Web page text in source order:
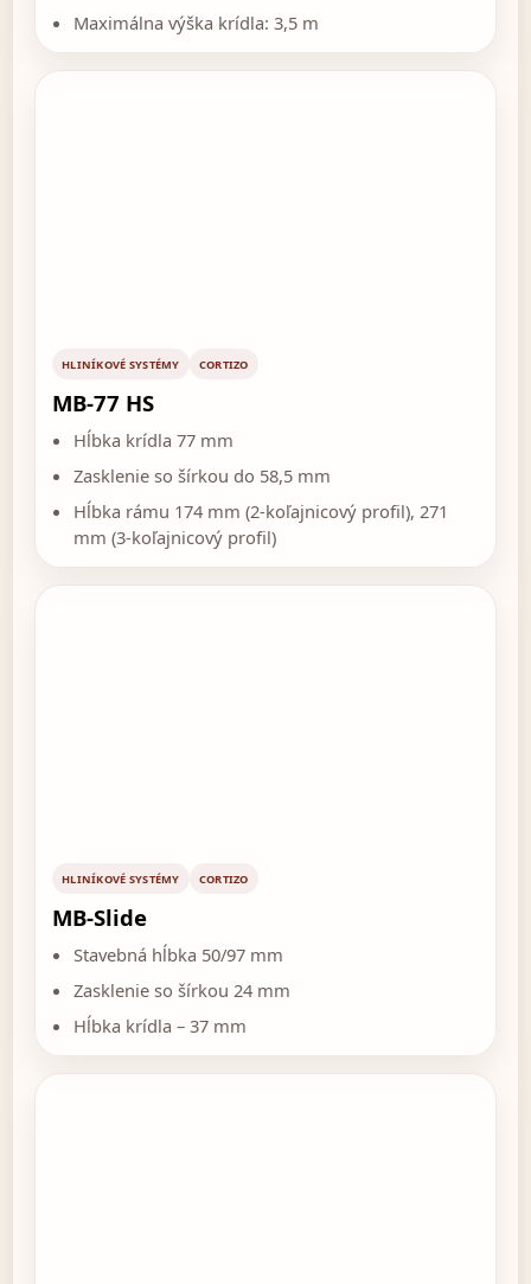
Maximálna výška krídla: 3,5 m
HLINÍKOVÉ SYSTÉMY CORTIZO
MB-77 HS
Hĺbka krídla 77 mm
Zasklenie so šírkou do 58,5 mm
Hĺbka rámu 174 mm (2-koľajnicový profil), 271
mm (3-koľajnicový profil)
HLINÍKOVÉ SYSTÉMY CORTIZO
MB-Slide
Stavebná hĺbka 50/97 mm
Zasklenie so šírkou 24 mm
Hĺbka krídla – 37 mm